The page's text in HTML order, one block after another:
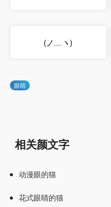
(ノ﹏ヽ)
眼睛
相关颜文字
动漫眼的猫
花式眼睛的猫